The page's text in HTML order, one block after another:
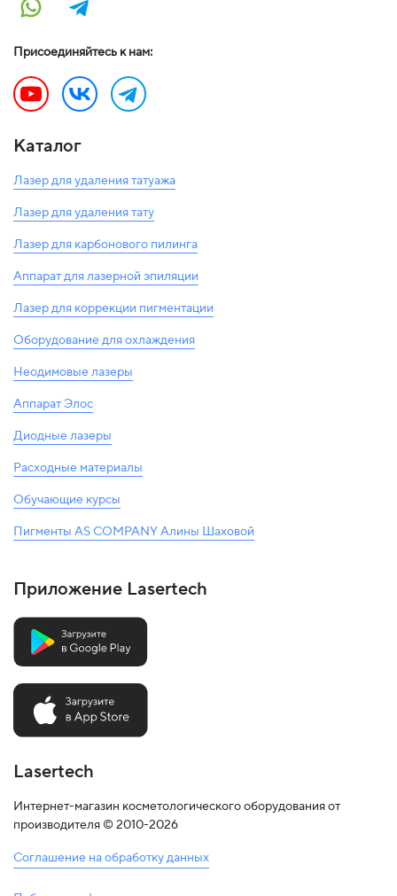
Присоединяйтесь к нам:
Каталог
Лазер для удаления татуажа
Лазер для удаления тату
Лазер для карбонового пилинга
Аппарат для лазерной эпиляции
Лазер для коррекции пигментации
Оборудование для охлаждения
Неодимовые лазеры
Аппарат Элос
Диодные лазеры
Расходные материалы
Обучающие курсы
Пигменты AS COMPANY Алины Шаховой
Приложение Lasertech
Lasertech
Интернет-магазин косметологического оборудования от
производителя © 2010-2026
Соглашение на обработку данных